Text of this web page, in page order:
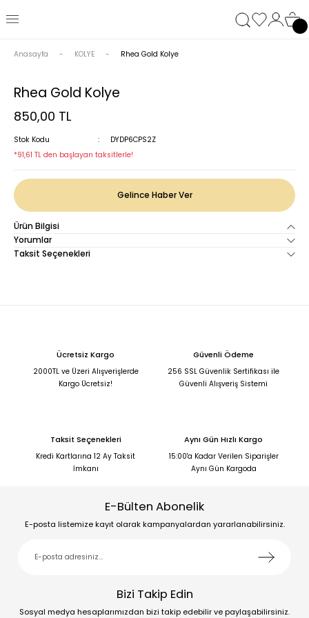
Anasayfa KOLYE Rhea Gold Kolye
Rhea Gold Kolye
850,00 TL
Stok Kodu
DYDP6CPS2Z
*91,61 TL den başlayan taksitlerle!
Gelince Haber Ver
Ürün Bilgisi
Yorumlar
Taksit Seçenekleri
Ücretsiz Kargo
2000TL ve Üzeri Alışverişlerde
Kargo Ücretsiz!
Güvenli Ödeme
256 SSL Güvenlik Sertifikası ile
Güvenli Alışveriş Sistemi
Taksit Seçenekleri
Kredi Kartlarına 12 Ay Taksit
İmkanı
Aynı Gün Hızlı Kargo
15:00'a Kadar Verilen Siparişler
Aynı Gün Kargoda
E-Bülten Abonelik
E-posta listemize kayıt olarak kampanyalardan yararlanabilirsiniz.
Bizi Takip Edin
Sosyal medya hesaplarımızdan bizi takip edebilir ve paylaşabilirsiniz.